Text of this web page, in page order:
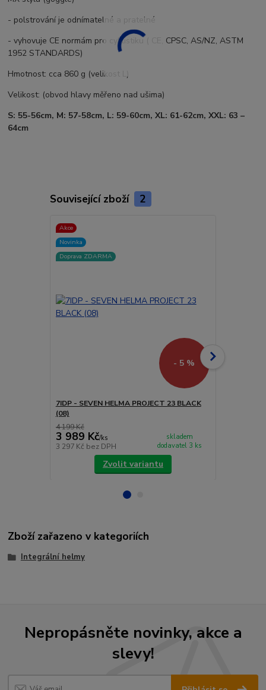
- polstrování je odnímatelné a pratelné
- vyhovuje CE normám pro cyklistiku ( CE, CPSC, AS/NZ, ASTM
1952 STANDARDS)
Hmotnost: cca 860 g (velikost L)
Velikost: (obvod hlavy měřeno nad ušima)
S: 55-56cm, M: 57-58cm, L: 59-60cm, XL: 61-62cm, XXL: 63 –
64cm
Související zboží 2
Akce
Novinka
Doprava ZDARMA
- 5 %
7IDP - SEVEN HELMA PROJECT 23 BLACK
(08)
4 199 Kč
3 989 Kč/ks
3 297 Kč bez DPH
skladem
dodavatel 3 ks
Zvolit variantu
Zboží zařazeno v kategoriích
Integrální helmy
Nepropásněte novinky, akce a
slevy!